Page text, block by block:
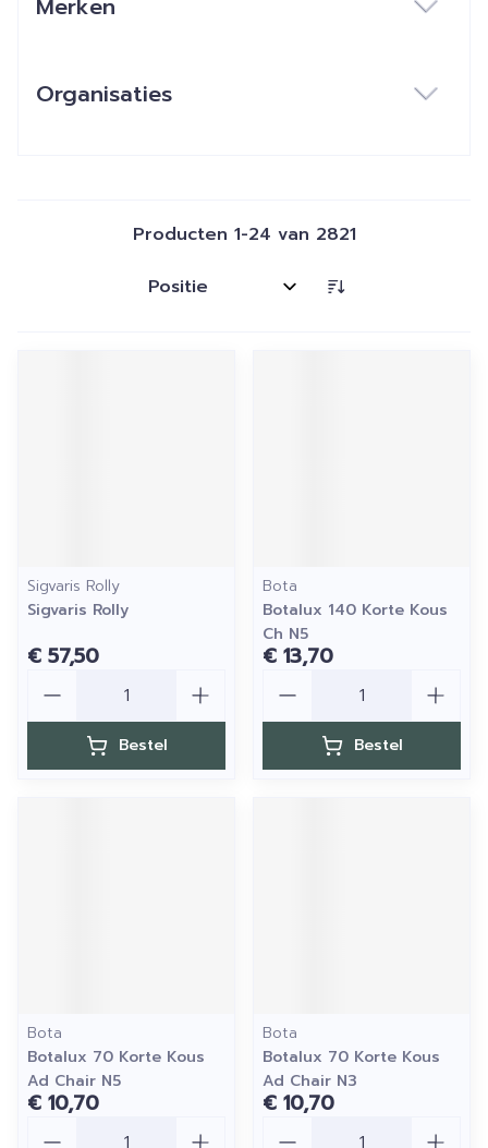
Merken
Organisaties
Producten 1-24 van 2821
Sorteer op:
Sigvaris Rolly
Sigvaris Rolly
€ 57,50
Bestel
Bota
Botalux 140 Korte Kous
Ch N5
€ 13,70
Bestel
Bota
Botalux 70 Korte Kous
Ad Chair N5
€ 10,70
Bota
Botalux 70 Korte Kous
Ad Chair N3
€ 10,70